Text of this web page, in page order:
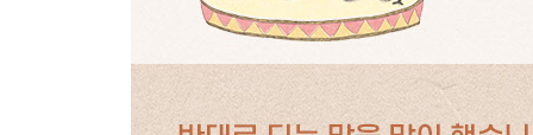
가치관을 왜곡하는 말
매력에는 외모 외적인 것들도 있음을 알려주세요